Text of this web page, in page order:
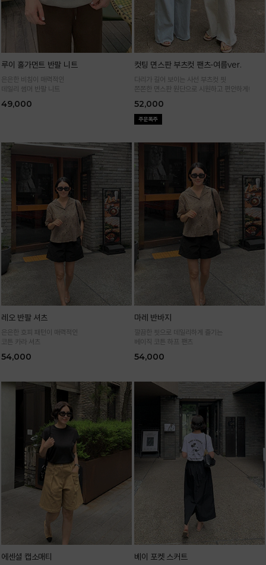
루이 홀가먼트 반팔 니트
은은한 비침이 매력적인
데일리 썸머 반팔 니트
49,000
컷팅 면스판 부츠컷 팬츠-여름ver.
다리가 길어 보이는 사선 부츠컷 핏
쫀쫀한 면스판 원단으로 시원하고 편안하게!
52,000
레오 반팔 셔츠
은은한 호피 패턴이 매력적인
코튼 카라 셔츠
54,000
마레 반바지
깔끔한 핏으로 데일리하게 즐기는
베이직 코튼 하프 팬츠
54,000
에센셜 캡소매티 베이 포켓 스커트